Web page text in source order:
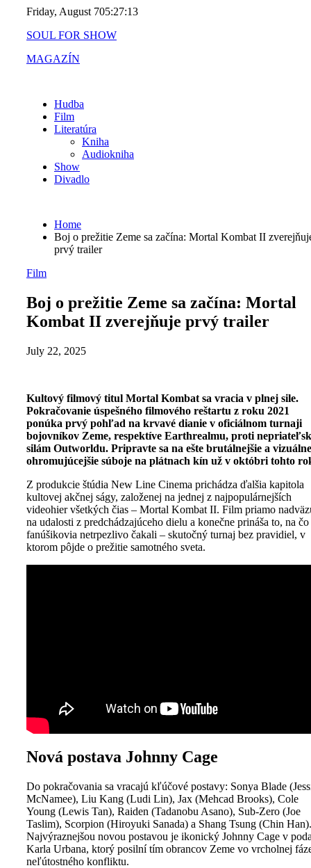
content
Friday, August 705:27:14
SOUL FOR SHOW
MAGAZÍN
Hudba
Film
Literatúra
Kniha
Audiokniha
Show
Divadlo
Home
Boj o prežitie Zeme sa začína: Mortal Kombat II
prvý trailer
Film
Boj o prežitie Zeme sa začína: Mortal
Kombat II zverejňuje prvý trailer
July 22, 2025
Kultový filmový titul Mortal Kombat sa vracia v plnej sile.
Pokračovanie úspešného filmového reštartu z roku 2021
ponúka prvý pohľad na krvavé dianie v oficiálnom turnaji
bojovníkov Zeme, respektíve Earthrealmu, proti
silám Outworldu. Pripravte sa na ešte brutálnejšie a vizuálne
ohromujúcejšie súboje na plátnach kín už v októbri tohto
Z produkcie štúdia New Line Cinema prichádza ďalšia kapitola
kultovej akčnej ságy, založenej na jednej z najpopulárnejších
videohier všetkých čias – Mortal Kombat II. Film priamo
na udalosti z predchádzajúceho dielu a konečne prináša to, na čo
fanúšikovia netrpezlivo čakali – skutočný turnaj bez pravidiel, v
ktorom pôjde o prežitie samotného sveta.
Nová postava Johnny Cage
Do pokračovania sa vracajú kľúčové postavy: Sonya Blade
McNamee), Liu Kang (Ludi Lin), Jax (Mehcad Brooks), Cole
Young (Lewis Tan), Raiden (Tadanobu Asano), Sub-Zero (Joe
Taslim), Scorpion (Hiroyuki Sanada) a Shang Tsung (Chin Han).
Najvýraznejšou novou postavou je ikonický Johnny Cage v
Karla Urbana, ktorý posilní tím obrancov Zeme vo vrcholnej
neľútostného konfliktu.